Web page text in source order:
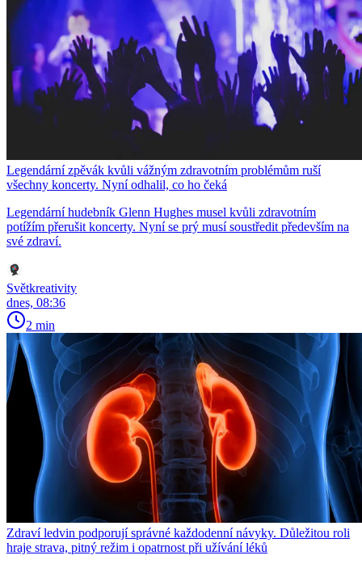
Legendární zpěvák kvůli vážným zdravotním problémům ruší
všechny koncerty. Nyní odhalil, co ho čeká
Legendární hudebník Glenn Hughes musel kvůli zdravotním
potížím přerušit koncerty. Nyní se prý musí soustředit především na
své zdraví.
Světkreativity
dnes, 08:36
2 min
Zdraví ledvin podporují správné každodenní návyky. Důležitou roli
hraje strava, pitný režim i opatrnost při užívání léků